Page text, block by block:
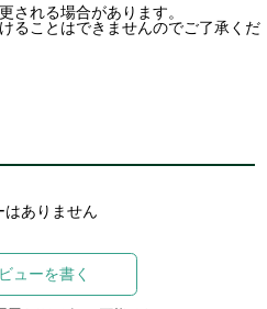
される場合があります。
ることはできませんのでご了承くだ
はありません
ューを書く